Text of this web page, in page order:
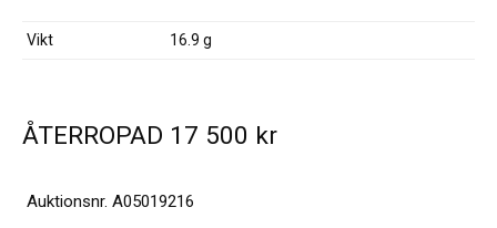
Vikt 16.9 g
ÅTERROPAD 17 500 kr
Auktionsnr. A05019216